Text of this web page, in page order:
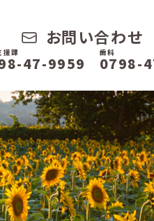
お問い合わせ
援課
47-9959
歯科
0798-